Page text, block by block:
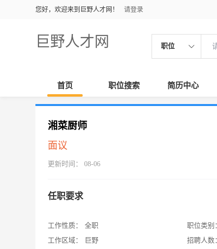
您好，欢迎来到巨野人才网！ 请登录
巨野人才网 职位
首页 职位搜索 简历中心
湘菜厨师
面议
更新时间： 08-06
任职要求
工作性质：
全职
工作区域：
巨野
职位类别
招聘人数